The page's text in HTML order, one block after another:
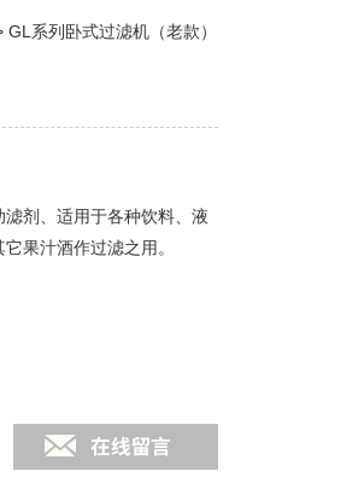
GL系列卧式过滤机（老款）
剂、适用于各种饮料、液
果汁酒作过滤之用。